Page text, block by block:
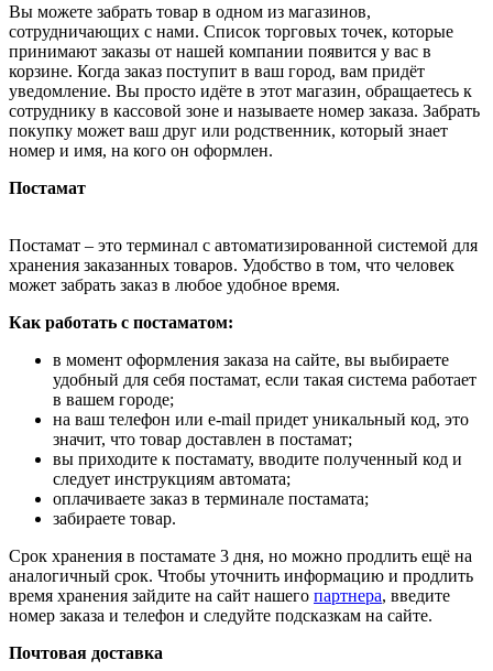
Вы можете забрать товар в одном из магазинов,
сотрудничающих с нами. Список торговых точек, которые
принимают заказы от нашей компании появится у вас в
корзине. Когда заказ поступит в ваш город, вам придёт
уведомление. Вы просто идёте в этот магазин, обращаетесь к
сотруднику в кассовой зоне и называете номер заказа. Забрать
покупку может ваш друг или родственник, который знает
номер и имя, на кого он оформлен.
Постамат
Постамат – это терминал с автоматизированной системой для
хранения заказанных товаров. Удобство в том, что человек
может забрать заказ в любое удобное время.
Как работать с постаматом:
в момент оформления заказа на сайте, вы выбираете
удобный для себя постамат, если такая система работает
в вашем городе;
на ваш телефон или e-mail придет уникальный код, это
значит, что товар доставлен в постамат;
вы приходите к постамату, вводите полученный код и
следует инструкциям автомата;
оплачиваете заказ в терминале постамата;
забираете товар.
Срок хранения в постамате 3 дня, но можно продлить ещё на
аналогичный срок. Чтобы уточнить информацию и продлить
время хранения зайдите на сайт нашего партнера, введите
номер заказа и телефон и следуйте подсказкам на сайте.
Почтовая доставка